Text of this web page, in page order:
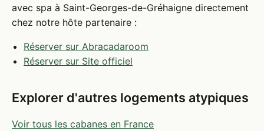
avec spa à Saint-Georges-de-Gréhaigne directement
chez notre hôte partenaire :
Réserver sur Abracadaroom
Réserver sur Site officiel
Explorer d'autres logements atypiques
Voir tous les cabanes en France